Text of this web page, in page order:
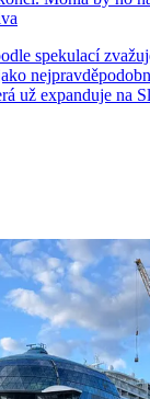
spekulací
už expanduje na